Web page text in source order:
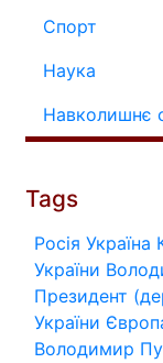
Спорт
Наука
Навколишнє
Tags
Росія Україна
України
Президент
України
Володимир